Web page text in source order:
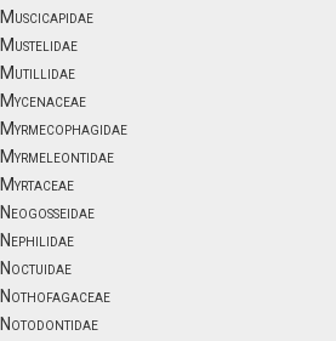
Muscicapidae
Mustelidae
Mutillidae
Mycenaceae
Myrmecophagidae
Myrmeleontidae
Myrtaceae
Neogosseidae
Nephilidae
Noctuidae
Nothofagaceae
Notodontidae